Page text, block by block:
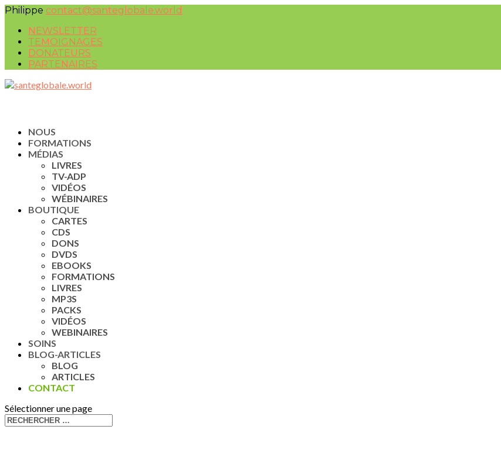
Philippe contact@santeglobale.world
NEWSLETTER
TEMOIGNAGES
DONATEURS
PARTENAIRES
NOUS
FORMATIONS
MÉDIAS
LIVRES
TV-ADP
VIDÉOS
WÉBINAIRES
BOUTIQUE
CARTES
CDS
DONS
DVDS
EBOOKS
FORMATIONS
LIVRES
MP3S
PACKS
VIDÉOS
WEBINAIRES
SOINS
BLOG-ARTICLES
BLOG
ARTICLES
CONTACT
Sélectionner une page